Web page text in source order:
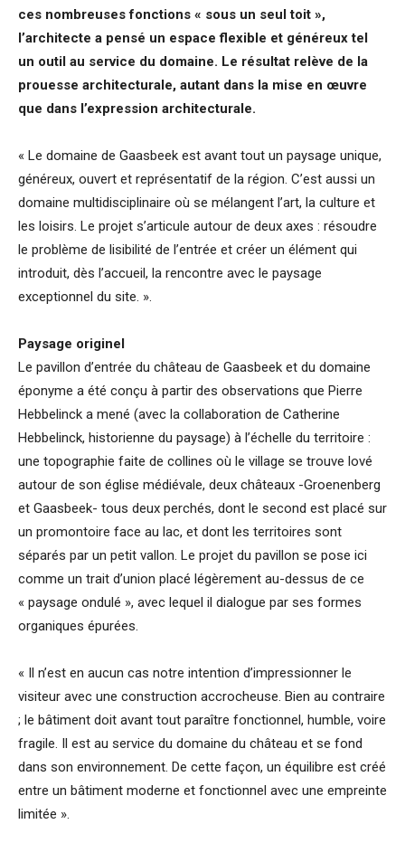
ces nombreuses fonctions « sous un seul toit »,
l’architecte a pensé un espace flexible et généreux tel
un outil au service du domaine. Le résultat relève de la
prouesse architecturale, autant dans la mise en œuvre
que dans l’expression architecturale.
« Le domaine de Gaasbeek est avant tout un paysage unique,
généreux, ouvert et représentatif de la région. C’est aussi un
domaine multidisciplinaire où se mélangent l’art, la culture et
les loisirs. Le projet s’articule autour de deux axes : résoudre
le problème de lisibilité de l’entrée et créer un élément qui
introduit, dès l’accueil, la rencontre avec le paysage
exceptionnel du site. ».
Paysage originel
Le pavillon d’entrée du château de Gaasbeek et du domaine
éponyme a été conçu à partir des observations que Pierre
Hebbelinck a mené (avec la collaboration de Catherine
Hebbelinck, historienne du paysage) à l’échelle du territoire :
une topographie faite de collines où le village se trouve lové
autour de son église médiévale, deux châteaux -Groenenberg
et Gaasbeek- tous deux perchés, dont le second est placé sur
un promontoire face au lac, et dont les territoires sont
séparés par un petit vallon. Le projet du pavillon se pose ici
comme un trait d’union placé légèrement au-dessus de ce
« paysage ondulé », avec lequel il dialogue par ses formes
organiques épurées.
« Il n’est en aucun cas notre intention d’impressionner le
visiteur avec une construction accrocheuse. Bien au contraire
; le bâtiment doit avant tout paraître fonctionnel, humble, voire
fragile. Il est au service du domaine du château et se fond
dans son environnement. De cette façon, un équilibre est créé
entre un bâtiment moderne et fonctionnel avec une empreinte
limitée ».